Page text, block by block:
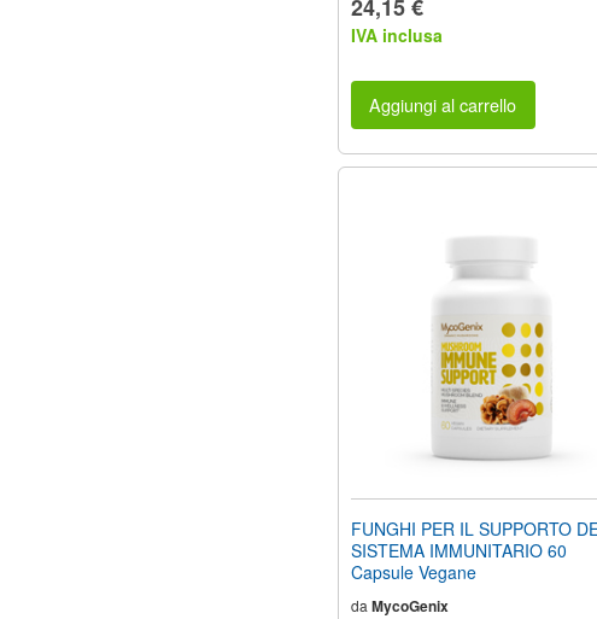
24,15 €
IVA inclusa
Aggiungi al carrello
FUNGHI PER IL SUPPORTO
SISTEMA IMMUNITARIO 60
Capsule Vegane
daMycoGenix